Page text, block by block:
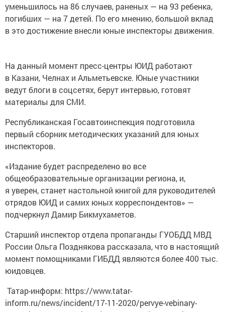
уменьшилось на 86 случаев, раненых — на 93 ребенка,
погибших — на 7 детей. По его мнению, большой вклад
в это достижение внесли юные инспекторы движения.
На данный момент пресс-центры ЮИД работают
в Казани, Челнах и Альметьевске. Юные участники
ведут блоги в соцсетях, берут интервью, готовят
материалы для СМИ.
Республиканская Госавтоинспекция подготовила
первый сборник методических указаний для юных
инспекторов.
«Издание будет распределено во все
общеобразовательные организации региона, и,
я уверен, станет настольной книгой для руководителей
отрядов ЮИД и самих юных корреспондентов» —
подчеркнул Дамир Бикмухаметов.
Старший инспектор отдела пропаганды ГУОБДД МВД
России Ольга Позднякова рассказала, что в настоящий
момент помощниками ГИБДД являются более 400 тыс.
юидовцев.
Татар-информ: https://www.tatar-
inform.ru/news/incident/17-11-2020/pervye-vebinary-